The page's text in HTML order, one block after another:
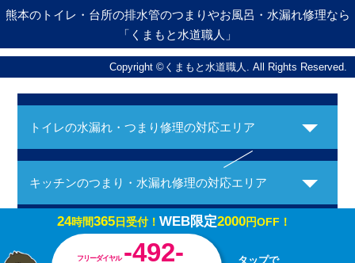
熊本のトイレ・台所の排水管のつまりやお風呂・水漏れ修理なら
「くまもと水道職人」
Copyright ©くまもと水道職人. All Rights Reserved.
トイレの水漏れ・つまり修理の対応エリア
キッチンのつまり・水漏れ修理の対応エリア
お風呂の水漏れ・つまり修理の対応エリア
24時間365日受付！ WEB限定2000円OFF！
フリーダイヤル -492- タップで